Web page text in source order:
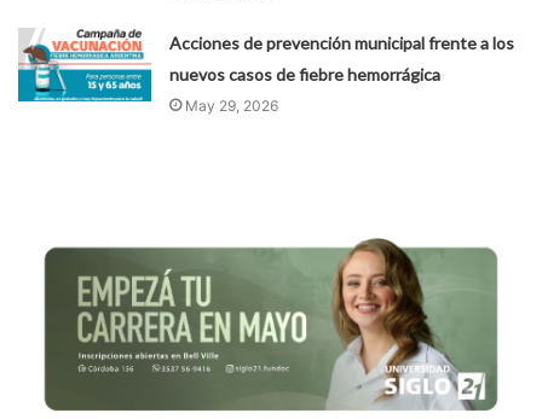
Acciones de prevención municipal frente a los
nuevos casos de fiebre hemorrágica
May 29, 2026